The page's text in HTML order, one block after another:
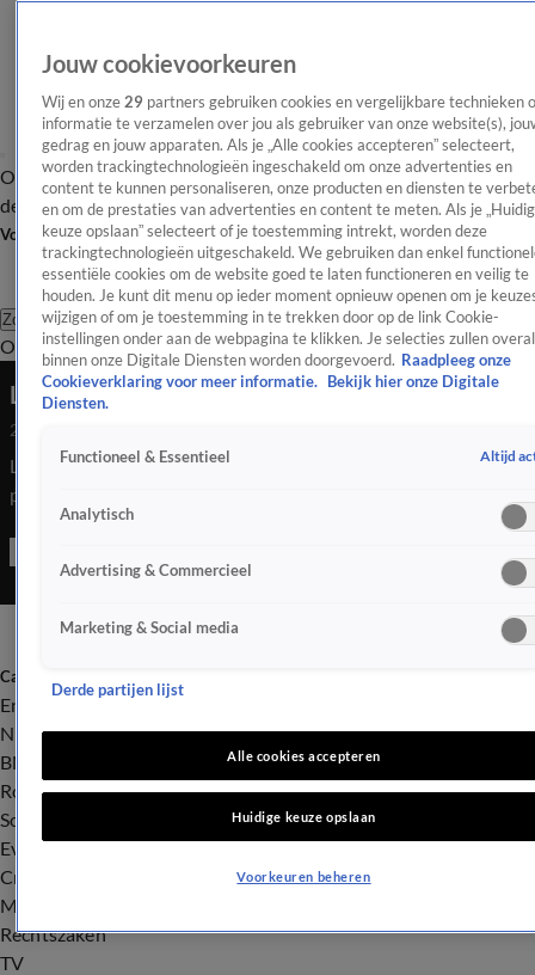
OverzichtAfleveringen Entertainment TV Algemeen
Tip
de redactieNieuwsbrief
Volg Shownieuws
Zoeken
OverzichtEntertainmentSpraakmakendRealityCrimeVideo's
Liverpool-keeper met de dood bedreigd
24 juli 2020, 14:55
Loris Karius heeft zijn verontschuldigingen aan zijn
ploeggenoten en de fans van Liverpool aangeboden. De
doelman voelt zich na twee kapitale blunders verantwoordelijk
Champions League (3-1).
Categorieën
Entertainment
Nieuws
BN'ers
Royalty
Songfestival
Evenementen
Crime
Misdaad
Rechtszaken
TV
Jouw cookievoorkeuren
Wij en onze 29 partners gebruiken cookies en vergelijkbare technieken
informatie te verzamelen over jou als gebruiker van onze website(s),
gedrag en jouw apparaten. Als je „Alle cookies accepteren” selecteert,
worden trackingtechnologieën ingeschakeld om onze advertenties en
content te kunnen personaliseren, onze producten en diensten te
en om de prestaties van advertenties en content te meten. Als je
keuze opslaan” selecteert of je toestemming intrekt, worden deze
trackingtechnologieën uitgeschakeld. We gebruiken dan enkel
essentiële cookies om de website goed te laten functioneren en veilig te
houden. Je kunt dit menu op ieder moment opnieuw openen om je
wijzigen of om je toestemming in te trekken door op de link Cookie-
instellingen onder aan de webpagina te klikken. Je selecties zullen overal
binnen onze Digitale Diensten worden doorgevoerd. Raadpleeg onze
Cookieverklaring voor meer informatie.
Bekijk hier onze Digitale
Diensten.
Functioneel & Essentieel Altijd
Analytisch
Advertising & Commercieel
Marketing & Social media
Derde partijen lijst
Alle cookies accepteren
Huidige keuze opslaan
Voorkeuren beheren